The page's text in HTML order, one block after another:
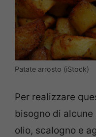
Patate arrosto (iStock)
Per realizzare
bisogno di alcune
olio, scalogno e